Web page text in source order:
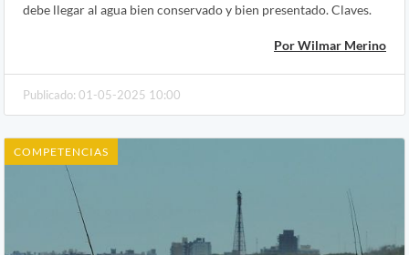
debe llegar al agua bien conservado y bien presentado. Claves.
Por Wilmar Merino
Publicado: 01-05-2025 10:00
COMPETENCIAS